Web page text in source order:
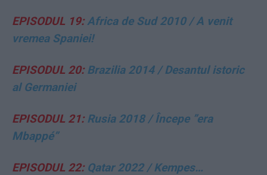
EPISODUL 19:Africa de Sud 2010 / A venit
vremea Spaniei!
EPISODUL 20:Brazilia 2014 / Desantul istoric
al Germaniei
EPISODUL 21:Rusia 2018 /Începe ”era
Mbappé”
EPISODUL 22:Qatar 2022 / Kempes…